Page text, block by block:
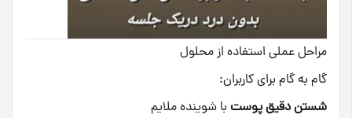
مراحل عملی استفاده از محلول
گام به گام برای کاربران:
شستن دقیق پوست با شوینده ملایم